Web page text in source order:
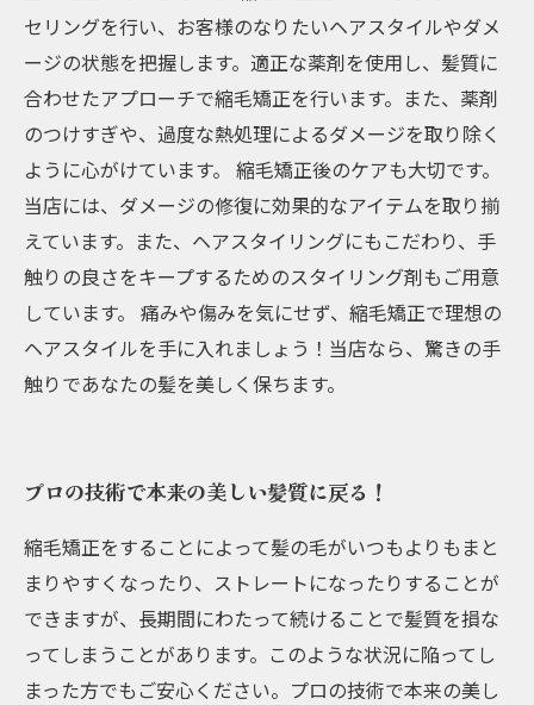
セリングを行い、お客様のなりたいヘアスタイルやダメ
ージの状態を把握します。適正な薬剤を使用し、髪質に
合わせたアプローチで縮毛矯正を行います。また、薬剤
のつけすぎや、過度な熱処理によるダメージを取り除く
ように心がけています。 縮毛矯正後のケアも大切です。
当店には、ダメージの修復に効果的なアイテムを取り揃
えています。また、ヘアスタイリングにもこだわり、手
触りの良さをキープするためのスタイリング剤もご用意
しています。 痛みや傷みを気にせず、縮毛矯正で理想の
ヘアスタイルを手に入れましょう！当店なら、驚きの手
触りであなたの髪を美しく保ちます。
プロの技術で本来の美しい髪質に戻る！
縮毛矯正をすることによって髪の毛がいつもよりもまと
まりやすくなったり、ストレートになったりすることが
できますが、長期間にわたって続けることで髪質を損な
ってしまうことがあります。このような状況に陥ってし
まった方でもご安心ください。プロの技術で本来の美し